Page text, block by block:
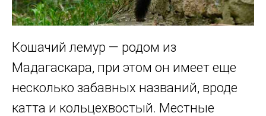
Кошачий лемур — родом из
Мадагаскара, при этом он имеет еще
несколько забавных названий, вроде
катта и кольцехвостый. Местные